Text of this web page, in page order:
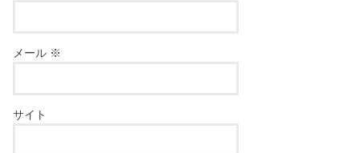
メール ※
サイト